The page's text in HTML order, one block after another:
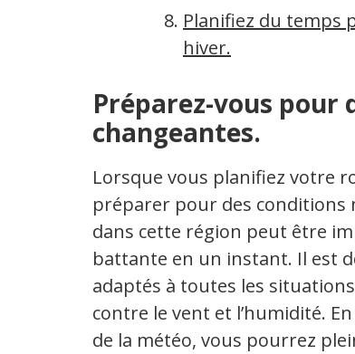
Planifiez du temps
hiver.
Préparez-vous pour
changeantes.
Lorsque vous planifiez votre
préparer pour des conditions
dans cette région peut être
battante en un instant. Il est
adaptés à toutes les
contre le vent et l’humidité.
de la météo, vous pourrez